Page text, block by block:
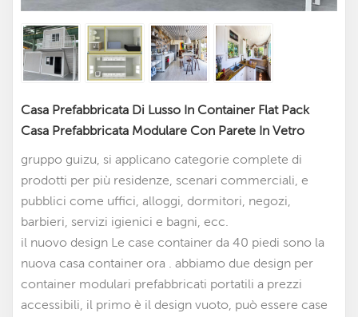
Casa Prefabbricata Di Lusso In Container Flat Pack
Casa Prefabbricata Modulare Con Parete In Vetro
gruppo guizu, si applicano categorie complete di
prodotti per più residenze, scenari commerciali, e
pubblici come uffici, alloggi, dormitori, negozi,
barbieri, servizi igienici e bagni, ecc.
il nuovo design Le case container da 40 piedi sono la
nuova casa container ora . abbiamo due design per
container modulari prefabbricati portatili a prezzi
accessibili il primo è il design vuoto, può essere case